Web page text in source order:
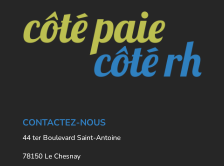
CONTACTEZ-NOUS
44 ter Boulevard Saint-Antoine
78150 Le Chesnay